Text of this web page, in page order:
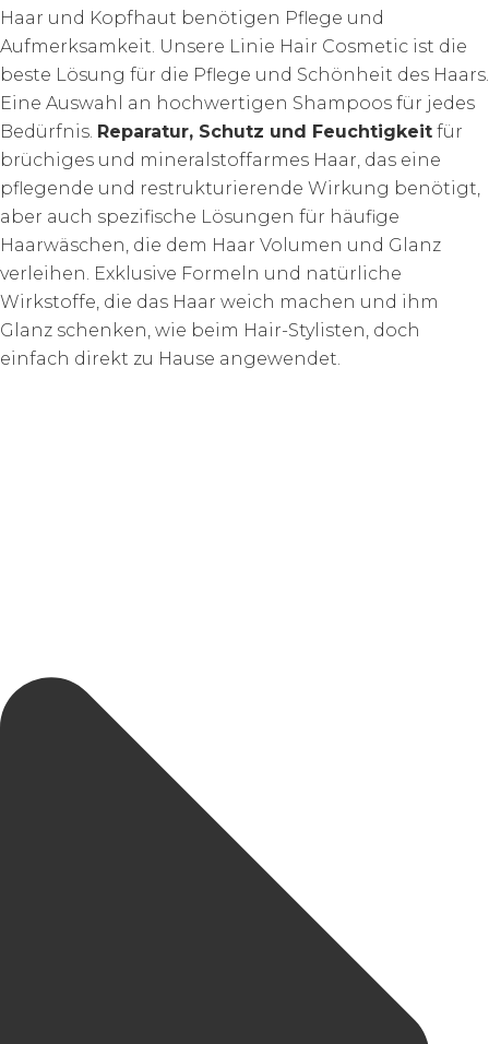
Haar und Kopfhaut benötigen Pflege und
Aufmerksamkeit. Unsere Linie Hair Cosmetic ist die
beste Lösung für die Pflege und Schönheit des Haars.
Eine Auswahl an hochwertigen Shampoos für jedes
Bedürfnis. Reparatur, Schutz und Feuchtigkeit für
brüchiges und mineralstoffarmes Haar, das eine
pflegende und restrukturierende Wirkung benötigt,
aber auch spezifische Lösungen für häufige
Haarwäschen, die dem Haar Volumen und Glanz
verleihen. Exklusive Formeln und natürliche
Wirkstoffe, die das Haar weich machen und ihm
Glanz schenken, wie beim Hair-Stylisten, doch
einfach direkt zu Hause angewendet.